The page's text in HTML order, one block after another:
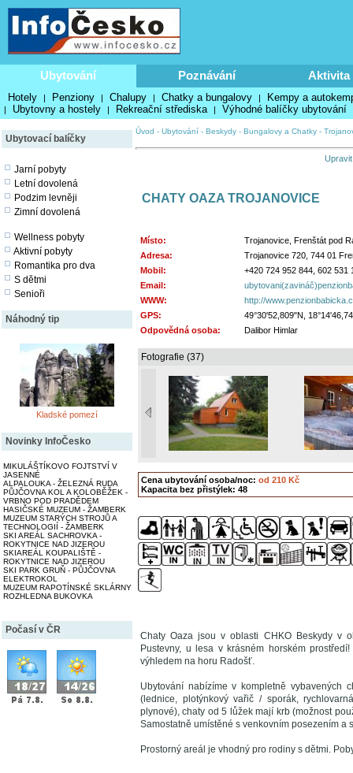
Ubytování Poznávání Aktivita
Hotely | Penziony | Chalupy | Chatky a bungalovy | Kempy a
| Ubytovny a hostely | Rekreační střediska | Výhodné balíčky ubytování
Ubytovací balíčky
Jarní pobyty
Letní dovolená
Podzim levněji
Zimní dovolená
Wellness pobyty
Aktivní pobyty
Romantika pro dva
S dětmi
Senioři
Náhodný tip
Kladské pomezí
Novinky InfoČesko
MIKULÁŠTÍKOVO FOJTSTVÍ V
JASENNÉ
ALPALOUKA - ŽELEZNÁ RUDA
PŮJČOVNA KOL A KOLOBĚŽEK -
VRBNO POD PRADĚDEM
HASIČSKÉ MUZEUM - ŽAMBERK
MUZEUM STARÝCH STROJŮ A
TECHNOLOGIÍ - ŽAMBERK
SKI AREÁL SACHROVKA -
ROKYTNICE NAD JIZEROU
SKIAREÁL KOUPALIŠTĚ -
ROKYTNICE NAD JIZEROU
SKI PARK GRUŇ - PŮJČOVNA
ELEKTROKOL
MUZEUM RAPOTÍNSKÉ SKLÁRNY
ROZHLEDNA BUKOVKA
Počasí v ČR
Úvod - Ubytování - Beskydy - Bungalovy a Chatky -
CHATY OAZA TROJANOVICE
Místo:
Trojanovice, Frenštát pod
Adresa:
Trojanovice 720, 744 01
Mobil:
+420 724 952 844, 602 531
Email:
WWW:
http://
GPS:
49°30'52,809"N,
Odpovědná osoba:
Dalibor Himlar
Fotografie (37)
Cena ubytování osoba/noc: od 210 Kč
Kapacita bez přistýlek: 48
Chaty Oaza jsou v oblasti CHKO Beskydy v
Pustevny, u lesa v krásném horském
výhledem na horu Radošť.
Ubytování nabízíme v kompletně
(lednice, plotýnkový vařič / sporák,
plynové), chaty od 5 lůžek mají krb (možnost
Samostatně umístěné s venkovním posezením a
Prostorný areál je vhodný pro rodiny s dětmi.